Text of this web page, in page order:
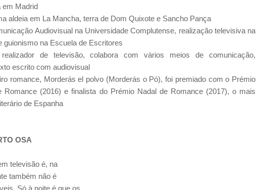
em Madrid
aldeia em La Mancha, terra de Dom Quixote e Sancho Pança
Audiovisual na Universidade Complutense, realização televisiva na
guionismo na Escuela de Escritores
de televisão, colabora com vários meios de comunicação,
escrito com audiovisual
romance, Morderás el polvo (Morderás o Pó), foi premiado com o Prémio
Romance (2016) e finalista do Prémio Nadal de Romance (2017), o mais
de Espanha
OSA
televisão é, na
também não é
Só à noite é que os